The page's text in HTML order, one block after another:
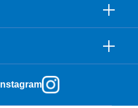
Instagram